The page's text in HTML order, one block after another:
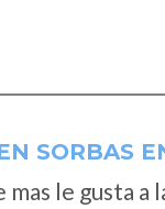
SORBAS
le gusta a